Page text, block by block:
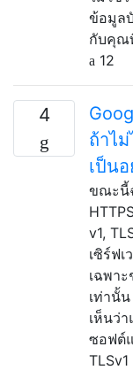
ข้อมูล
กับคุณ
12
4
ถ้าไ
เป็นอ
ขณะนี้
v1,
เซิร์ฟ
เฉพา
เท่านั้
เห็นว่
ซอฟต์